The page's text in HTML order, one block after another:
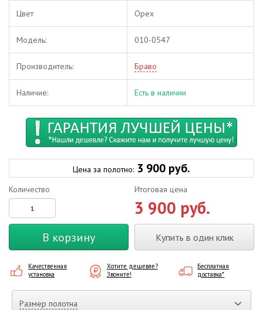
Цвет Орех
Модель: 010-0547
Производитель: Браво
Наличие: Есть в наличии
Цена за полотно: 3 900 руб.
Количество Итоговая цена
3 900 руб.
В корзину Купить в один клик
Качественная
установка
Хотите дешевле?
Звоните!
Бесплатная
доставка*
Размер полотна